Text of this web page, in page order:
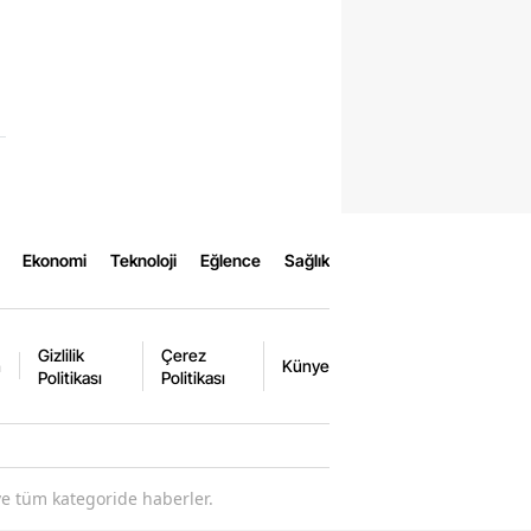
Ekonomi Teknoloji Eğlence Sağlık
Gizlilik
Politikası
Çerez
Politikası
Künye
tüm kategoride haberler.